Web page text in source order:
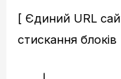
[ Єдиний URL
стискання